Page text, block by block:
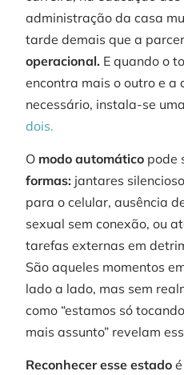
administração da casa
tarde demais que a
operacional. E quando o
encontra mais o outro e a
necessário, instala-se uma
dois.
O modo automático pode
formas: jantares
para o celular, ausência
sexual sem conexão, ou
tarefas externas em
São aqueles momentos
lado a lado, mas sem
como “estamos só
mais assunto” revelam
Reconhecer esse estado